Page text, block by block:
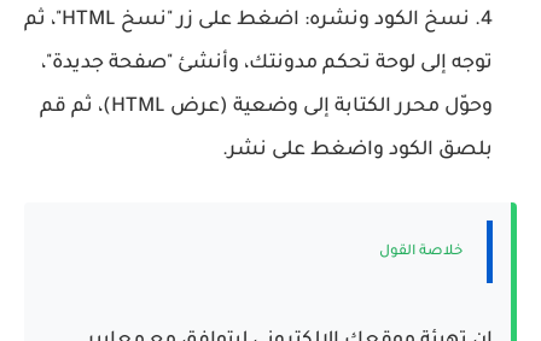
نسخ الكود ونشره: اضغط على زر"نسخ HTML"
، ثم
توجه إلى لوحة تحكم مدونتك، وأنشئ "صفحة جديدة"،
وحوّل محرر الكتابة إلى وضعية (عرض HTML)، ثم قم
بلصق الكود واضغط على نشر.
خلاصة القول